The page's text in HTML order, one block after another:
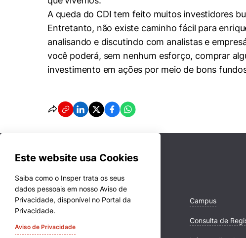
A queda do CDI tem feito muitos investidores
Entretanto, não existe caminho fácil para
analisando e discutindo com analistas e
você poderá, sem nenhum esforço, comprar
investimento em ações por meio de bons
Este website usa Cookies
Saiba como o Insper trata os seus
dados pessoais em nosso Aviso de
Privacidade, disponível no Portal da
Privacidade.
Aviso de Privacidade
Cursos Campus
Consulta de